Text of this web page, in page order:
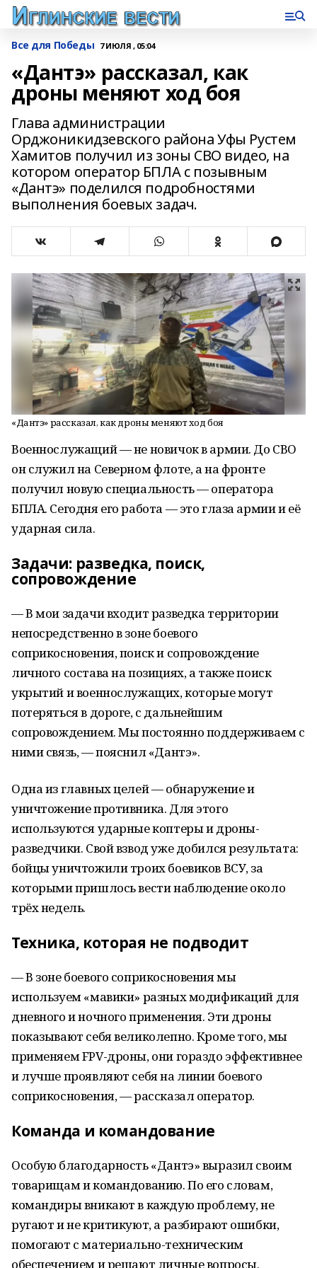
Все для Победы 7 ИЮЛЯ , 05:04
«Дантэ» рассказал, как
дроны меняют ход боя
Глава администрации
Орджоникидзевского района Уфы Рустем
Хамитов получил из зоны СВО видео, на
котором оператор БПЛА с позывным
«Дантэ» поделился подробностями
выполнения боевых задач.
«Дантэ» рассказал, как дроны меняют ход боя
Военнослужащий — не новичок в армии. До СВО
он служил на Северном флоте, а на фронте
получил новую специальность — оператора
БПЛА. Сегодня его работа — это глаза армии и её
ударная сила.
Задачи: разведка, поиск,
сопровождение
— В мои задачи входит разведка территории
непосредственно в зоне боевого
соприкосновения, поиск и сопровождение
личного состава на позициях, а также поиск
укрытий и военнослужащих, которые могут
потеряться в дороге, с дальнейшим
сопровождением. Мы постоянно поддерживаем с
ними связь, — пояснил «Дантэ».
Одна из главных целей — обнаружение и
уничтожение противника. Для этого
используются ударные коптеры и дроны-
разведчики. Свой взвод уже добился результата:
бойцы уничтожили троих боевиков ВСУ, за
которыми пришлось вести наблюдение около
трёх недель.
Техника, которая не подводит
— В зоне боевого соприкосновения мы
используем «мавики» разных модификаций для
дневного и ночного применения. Эти дроны
показывают себя великолепно. Кроме того, мы
применяем FPV-дроны, они гораздо эффективнее
и лучше проявляют себя на линии боевого
соприкосновения, — рассказал оператор.
Команда и командование
Особую благодарность «Дантэ» выразил своим
товарищам и командованию. По его словам,
командиры вникают в каждую проблему, не
ругают и не критикуют, а разбирают ошибки,
помогают с материально-техническим
обеспечением и решают личные вопросы.